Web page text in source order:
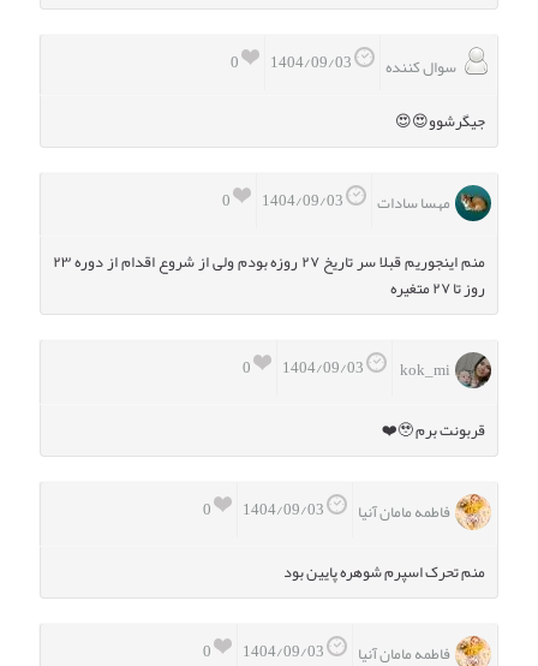
0
سوال کننده
جیگرشوو😍😍
0
مهسا سادات
منم اینجوریم قبلا سر تاریخ ۲۷ روزه بودم ولی از شروع اقدام از دوره ۲۳
روز تا ۲۷ متغیره
0
kok_mi ‌‌‌‌‌‌
قربونت برم 🥹❤️
0
فاطمه مامان آنیا
منم تحرک اسپرم شوهره پایین بود
0
فاطمه مامان آنیا